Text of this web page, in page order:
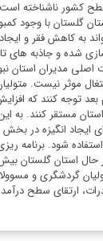
کشور ناشناخته است
گلستان با وجود
به کاهش فقر و
شده و جاذبه
اصلی مدیران استان
موثر نیست.
بعد توجه کنند که
مستقر کنند. به
ایجاد انگیزه در
شود. برنامه
گردشگری و
ارتقای سطح